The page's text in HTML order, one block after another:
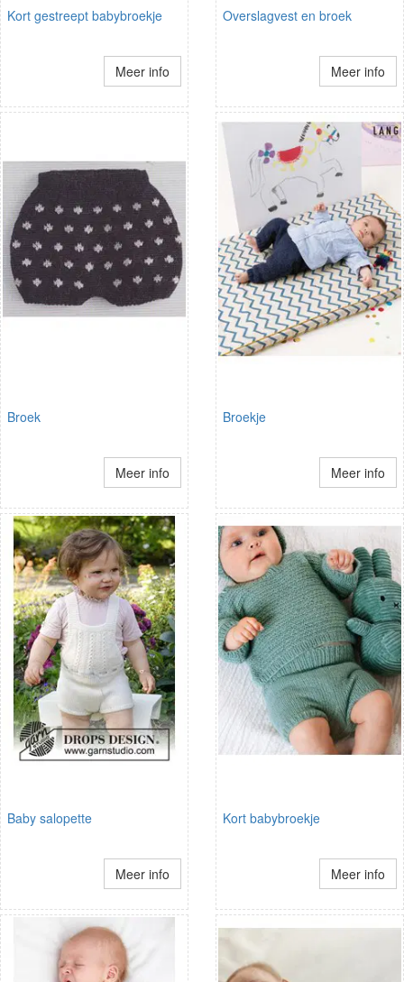
Kort gestreept babybroekje
Meer info
Overslagvest en broek
Meer info
Broek
Meer info
Broekje
Meer info
Baby salopette
Meer info
Kort babybroekje
Meer info